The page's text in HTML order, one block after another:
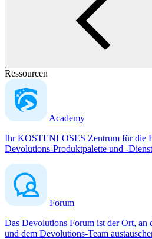
Ressourcen
Academy
Ihr KOSTENLOSES Zentrum für die
Devolutions-Produktpalette und -
Forum
Das Devolutions Forum ist der Ort, an
und dem Devolutions-Team